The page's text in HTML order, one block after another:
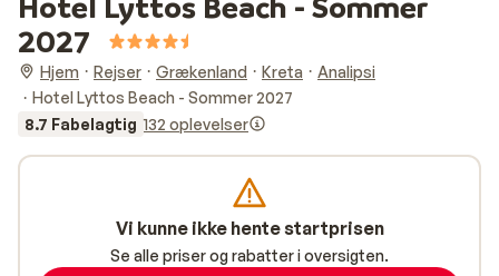
2027
Hjem Rejser Grækenland Kreta
Analipsi
Hotel Lyttos Beach - Sommer 2027
8.7 Fabelagtig 132 oplevelser
Vi kunne ikke hente startprisen
Se alle priser og rabatter i oversigten.